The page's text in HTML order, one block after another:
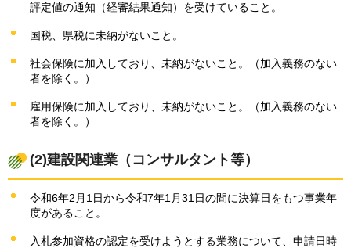
評定値の通知（経審結果通知）を受けていること。
国税、県税に未納がないこと。
社会保険に加入しており、未納がないこと。（加入義務のない
者を除く。）
雇用保険に加入しており、未納がないこと。（加入義務のない
者を除く。）
(2)建設関連業（コンサルタント等）
令和6年2月1日から令和7年1月31日の間に決算日をもつ事業年
度があること。
入札参加資格の認定を受けようとする業務について、申請日時